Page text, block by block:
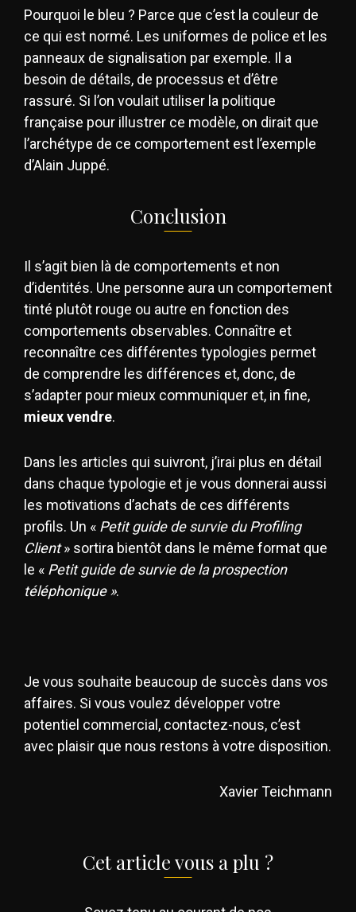
Pourquoi le bleu ? Parce que c’est la couleur de
ce qui est normé. Les uniformes de police et les
panneaux de signalisation par exemple. Il a
besoin de détails, de processus et d’être
rassuré. Si l’on voulait utiliser la politique
française pour illustrer ce modèle, on dirait que
l’archétype de ce comportement est l’exemple
d’Alain Juppé.
Conclusion
Il s’agit bien là de comportements et non
d’identités. Une personne aura un comportement
tinté plutôt rouge ou autre en fonction des
comportements observables. Connaître et
reconnaître ces différentes typologies permet
de comprendre les différences et, donc, de
s’adapter pour mieux communiquer et, in fine,
mieux vendre.
Dans les articles qui suivront, j’irai plus en détail
dans chaque typologie et je vous donnerai aussi
les motivations d’achats de ces différents
profils. Un « Petit guide de survie du Profiling
Client» sortira bientôt dans le même format que
le « Petit guide de survie de la prospection
téléphonique ».
Je vous souhaite beaucoup de succès dans vos
affaires. Si vous voulez développer votre
potentiel commercial, contactez-nous, c’est
avec plaisir que nous restons à votre disposition.
Xavier Teichmann
Cet article vous a plu ?